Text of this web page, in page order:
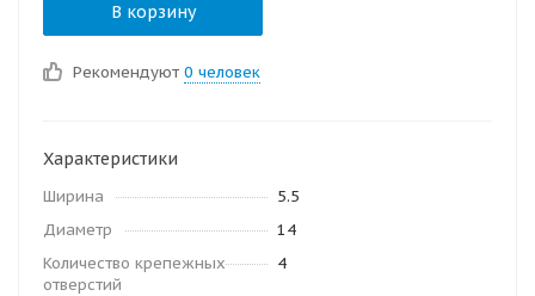
В корзину
Рекомендуют 0 человек
Характеристики
Ширина
5.5
Диаметр
14
Количество крепежных
отверстий
4